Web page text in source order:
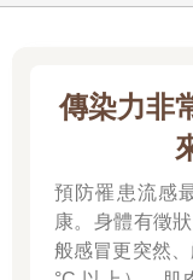
傳染力非
預防罹患流感
康。身體有徵
般感冒更突然